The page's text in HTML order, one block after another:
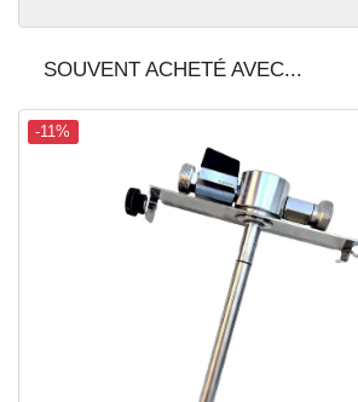
SOUVENT ACHETÉ AVEC...
-11%